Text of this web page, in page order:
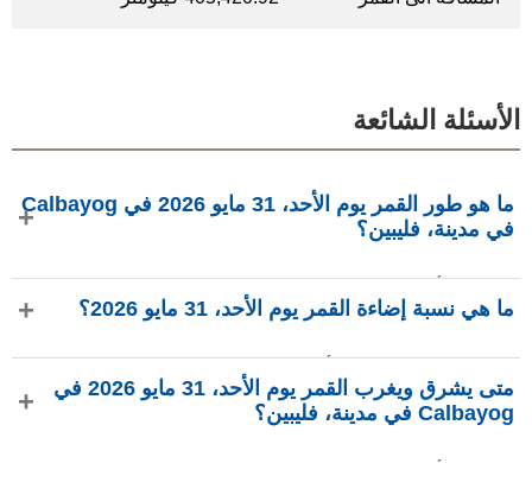
الأسئلة الشائعة
ما هو طور القمر يوم الأحد، 31 مايو 2026 في Calbayog
في مدينة، فليبين؟
القمر في طور بدر كامل بإضاءة 99.92%، عمره 15.04 يومًا، ويقع
ما هي نسبة إضاءة القمر يوم الأحد، 31 مايو 2026؟
phasesmoon.com.
متى يشرق ويغرب القمر يوم الأحد، 31 مايو 2026 في
Calbayog في مدينة، فليبين؟